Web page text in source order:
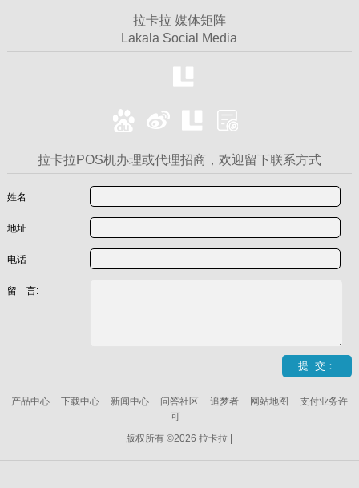
拉卡拉 媒体矩阵
Lakala Social Media
拉卡拉POS机办理或代理招商，欢迎留下联系方式
姓名
地址
电话
留 言:
产品中心 下载中心 新闻中心 问答社区 追梦者 网站地图
支付业务许
可
版权所有 ©2026 拉卡拉 |